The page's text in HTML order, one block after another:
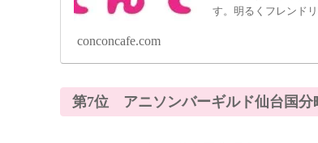
す。明るくフレンド
conconcafe.com
第7位 アニソンバーギルド仙台国分